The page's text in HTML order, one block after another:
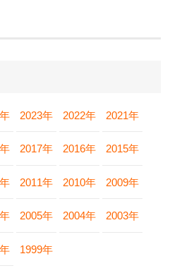
2023年 2022年 2021年
2017年 2016年 2015年
2011年 2010年 2009年
2005年 2004年 2003年
1999年